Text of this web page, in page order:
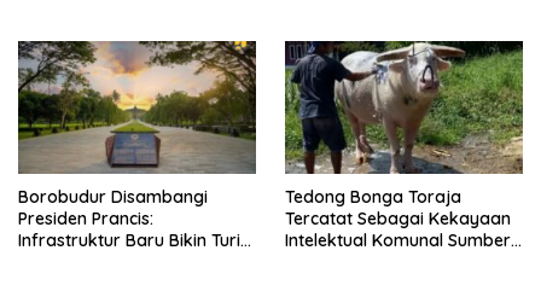
Borobudur Disambangi
Presiden Prancis:
Infrastruktur Baru Bikin Turis
Tedong Bonga Toraja
Tercatat Sebagai Kekayaan
Intelektual Komunal Sumber